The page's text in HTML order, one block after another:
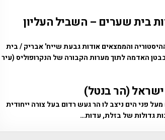
בית שערים – השביל העליון
והממצאים אודות גבעת שייח' אבריק / בית
האדמה לתוך מערות הקבורה של הנקרופוליס (עיר
(הר בנטל)
, בגובה של 1146 מטרים מעל פני הים ניצב לו הר געש רדום בעל צורה ייחודית
גדולות של בזלת, עדות…